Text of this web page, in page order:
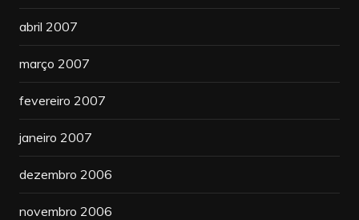
abril 2007
março 2007
fevereiro 2007
janeiro 2007
dezembro 2006
novembro 2006